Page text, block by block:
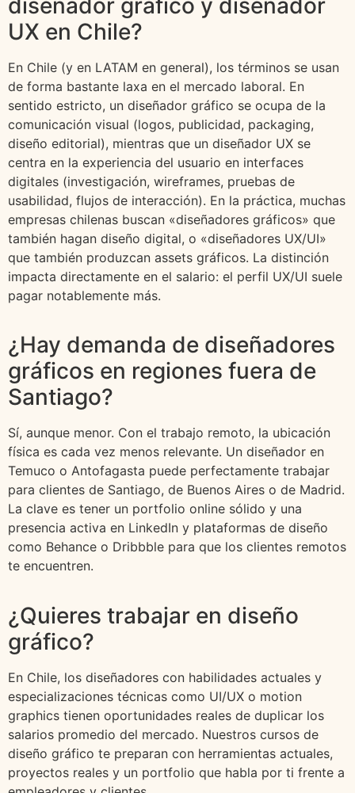
diseñador gráfico y diseñador
UX en Chile?
En Chile (y en LATAM en general), los términos se usan
de forma bastante laxa en el mercado laboral. En
sentido estricto, un diseñador gráfico se ocupa de la
comunicación visual (logos, publicidad, packaging,
diseño editorial), mientras que un diseñador UX se
centra en la experiencia del usuario en interfaces
digitales (investigación, wireframes, pruebas de
usabilidad, flujos de interacción). En la práctica, muchas
empresas chilenas buscan «diseñadores gráficos» que
también hagan diseño digital, o «diseñadores UX/UI»
que también produzcan assets gráficos. La distinción
impacta directamente en el salario: el perfil UX/UI suele
pagar notablemente más.
¿Hay demanda de diseñadores
gráficos en regiones fuera de
Santiago?
Sí, aunque menor. Con el trabajo remoto, la ubicación
física es cada vez menos relevante. Un diseñador en
Temuco o Antofagasta puede perfectamente trabajar
para clientes de Santiago, de Buenos Aires o de Madrid.
La clave es tener un portfolio online sólido y una
presencia activa en LinkedIn y plataformas de diseño
como Behance o Dribbble para que los clientes remotos
te encuentren.
¿Quieres trabajar en diseño
gráfico?
En Chile, los diseñadores con habilidades actuales y
especializaciones técnicas como UI/UX o motion
graphics tienen oportunidades reales de duplicar los
salarios promedio del mercado. Nuestros cursos de
diseño gráfico te preparan con herramientas actuales,
proyectos reales y un portfolio que habla por ti frente a